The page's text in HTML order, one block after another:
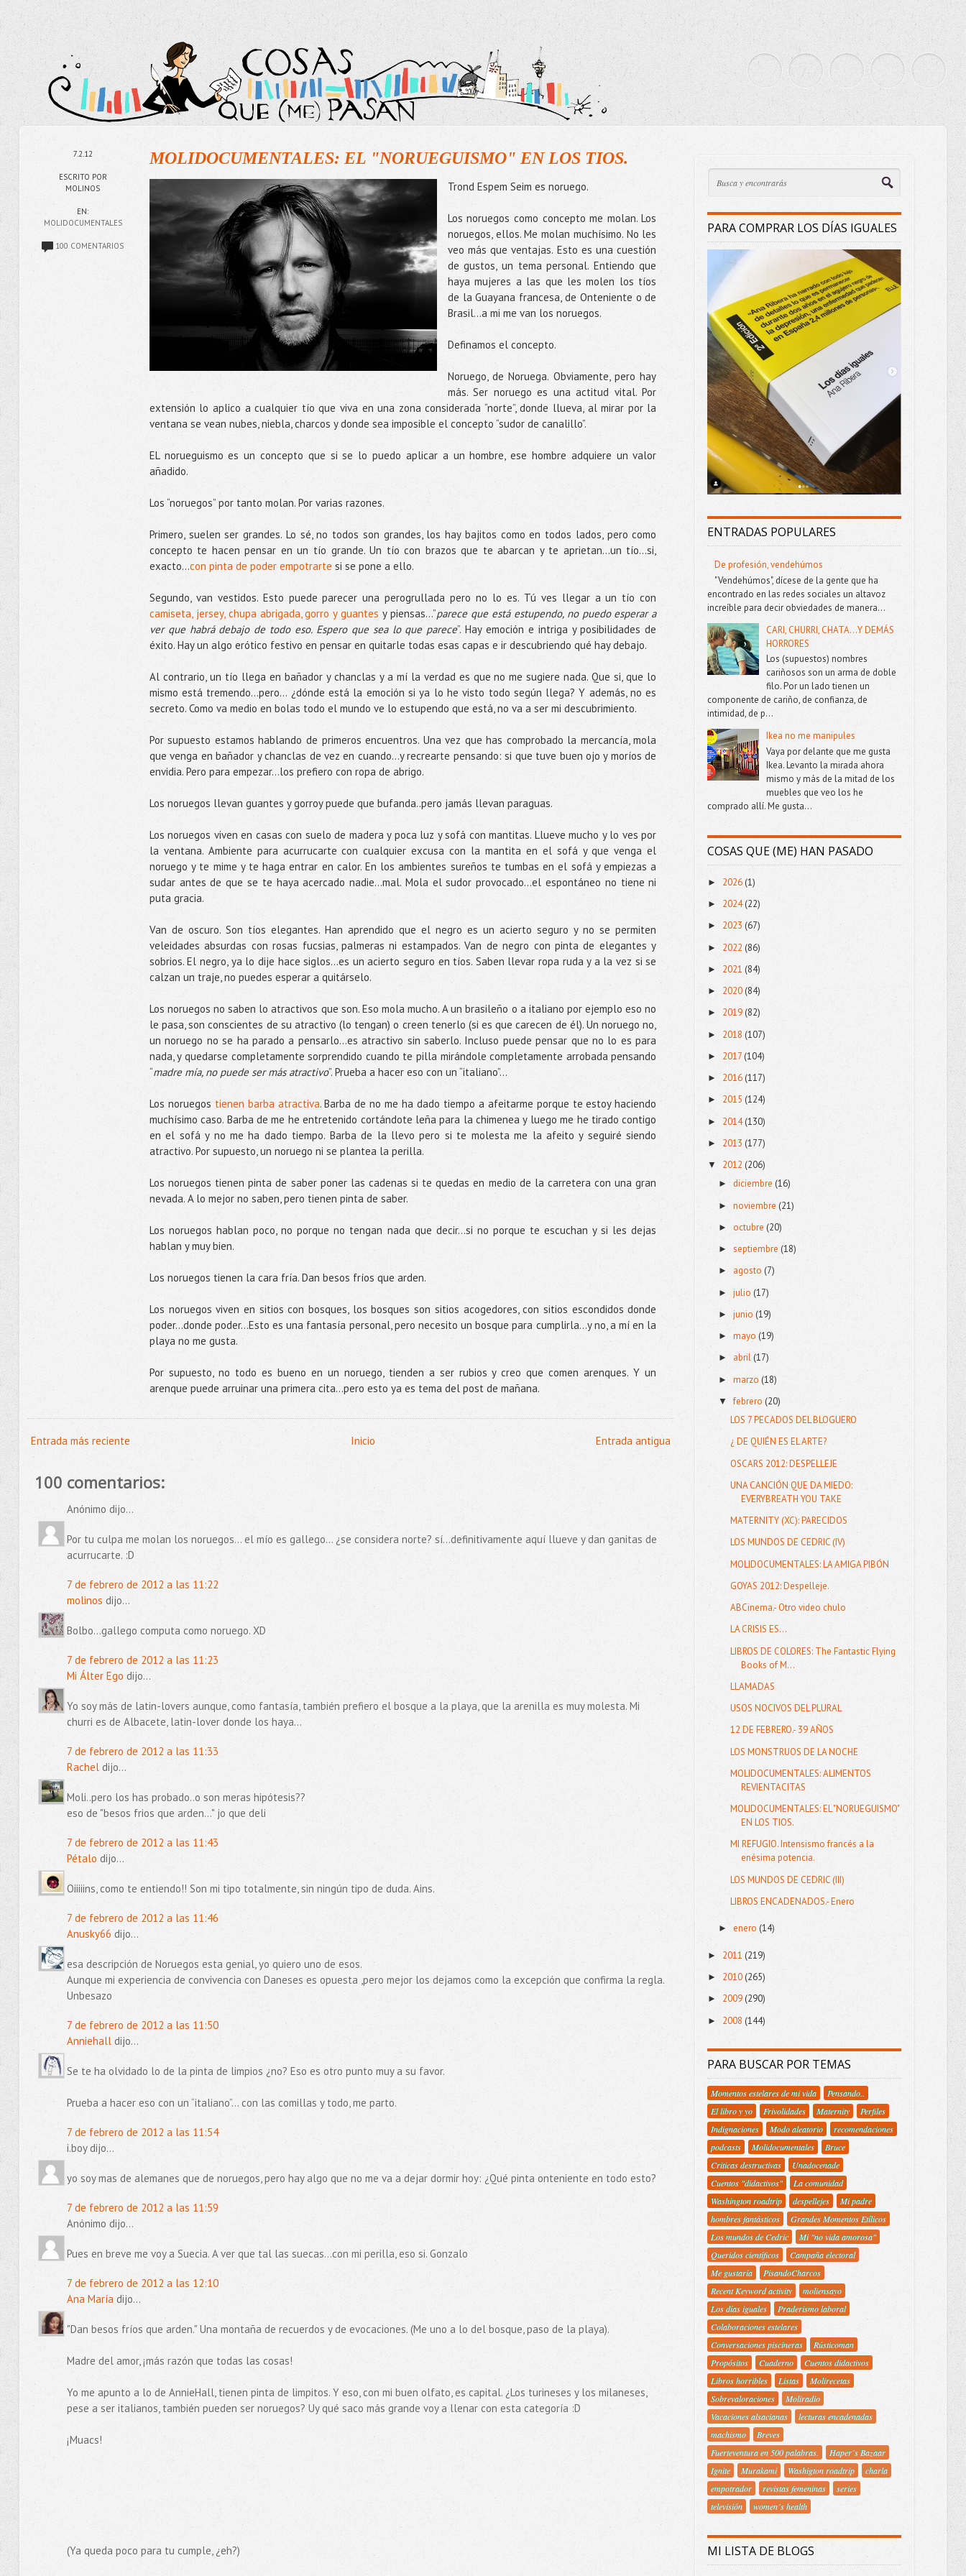
7.2.12
ESCRITO POR
MOLINOS
EN:
MOLIDOCUMENTALES
100 COMENTARIOS
MOLIDOCUMENTALES: EL "NORUEGUISMO" EN LOS TIOS.
Trond Espem Seim es noruego.
Los noruegos como concepto me molan. Los
noruegos, ellos. Me molan muchísimo. No les
veo más que ventajas. Esto es una cuestión
de gustos, un tema personal. Entiendo que
haya mujeres a las que les molen los tíos
de la Guayana francesa, de Onteniente o de
Brasil…a mi me van los noruegos.
Definamos el concepto.
Noruego, de Noruega. Obviamente, pero hay
más. Ser noruego es una actitud vital. Por
extensión lo aplico a cualquier tío que viva en una zona considerada “norte”, donde llueva, al mirar por la
ventana se vean nubes, niebla, charcos y donde sea imposible el concepto “sudor de canalillo”.
EL norueguismo es un concepto que si se lo puedo aplicar a un hombre, ese hombre adquiere un valor
añadido.
Los “noruegos” por tanto molan. Por varias razones.
Primero, suelen ser grandes. Lo sé, no todos son grandes, los hay bajitos como en todos lados, pero como
concepto te hacen pensar en un tío grande. Un tío con brazos que te abarcan y te aprietan…un tío...si,
exacto...con pinta de poder empotrarte si se pone a ello.
Segundo, van vestidos. Esto puede parecer una perogrullada pero no lo es. Tú ves llegar a un tío con
camiseta, jersey, chupa abrigada, gorro y guantes y piensas...”parece que está estupendo, no puedo esperar a
ver que habrá debajo de todo eso. Espero que sea lo que parece”. Hay emoción e intriga y posibilidades de
éxito. Hay un algo erótico festivo en pensar en quitarle todas esas capas e ir descubriendo qué hay debajo.
Al contrario, un tío llega en bañador y chanclas y a mí la verdad es que no me sugiere nada. Que si, que lo
mismo está tremendo...pero... ¿dónde está la emoción si ya lo he visto todo según llega? Y además, no es
secreto. Como va medio en bolas todo el mundo ve lo estupendo que está, no va a ser mi descubrimiento.
Por supuesto estamos hablando de primeros encuentros. Una vez que has comprobado la mercancía, mola
que venga en bañador y chanclas de vez en cuando…y recrearte pensando: si que tuve buen ojo y moríos de
envidia. Pero para empezar...los prefiero con ropa de abrigo.
Los noruegos llevan guantes y gorroy puede que bufanda..pero jamás llevan paraguas.
Los noruegos viven en casas con suelo de madera y poca luz y sofá con mantitas. Llueve mucho y lo ves por
la ventana. Ambiente para acurrucarte con cualquier excusa con la mantita en el sofá y que venga el
noruego y te mime y te haga entrar en calor. En los ambientes sureños te tumbas en el sofá y empiezas a
sudar antes de que se te haya acercado nadie...mal. Mola el sudor provocado…el espontáneo no tiene ni
puta gracia.
Van de oscuro. Son tíos elegantes. Han aprendido que el negro es un acierto seguro y no se permiten
veleidades absurdas con rosas fucsias, palmeras ni estampados. Van de negro con pinta de elegantes y
sobrios. El negro, ya lo dije hace siglos…es un acierto seguro en tíos. Saben llevar ropa ruda y a la vez si se
calzan un traje, no puedes esperar a quitárselo.
Los noruegos no saben lo atractivos que son. Eso mola mucho. A un brasileño o a italiano por ejemplo eso no
le pasa, son conscientes de su atractivo (lo tengan) o creen tenerlo (si es que carecen de él). Un noruego no,
un noruego no se ha parado a pensarlo…es atractivo sin saberlo. Incluso puede pensar que no lo es para
nada, y quedarse completamente sorprendido cuando te pilla mirándole completamente arrobada pensando
“madre mía, no puede ser más atractivo”. Prueba a hacer eso con un “italiano”…
Los noruegos tienen barba atractiva. Barba de no me ha dado tiempo a afeitarme porque te estoy haciendo
muchísimo caso. Barba de me he entretenido cortándote leña para la chimenea y luego me he tirado contigo
en el sofá y no me ha dado tiempo. Barba de la llevo pero si te molesta me la afeito y seguiré siendo
atractivo. Por supuesto, un noruego ni se plantea la perilla.
Los noruegos tienen pinta de saber poner las cadenas si te quedas en medio de la carretera con una gran
nevada. A lo mejor no saben, pero tienen pinta de saber.
Los noruegos hablan poco, no porque no tengan nada que decir...si no porque te escuchan y si les dejas
hablan y muy bien.
Los noruegos tienen la cara fría. Dan besos fríos que arden.
Los noruegos viven en sitios con bosques, los bosques son sitios acogedores, con sitios escondidos donde
poder...donde poder…Esto es una fantasía personal, pero necesito un bosque para cumplirla...y no, a mí en la
playa no me gusta.
Por supuesto, no todo es bueno en un noruego, tienden a ser rubios y creo que comen arenques. Y un
arenque puede arruinar una primera cita…pero esto ya es tema del post de mañana.
Entrada más reciente Entrada antigua
Inicio
100 comentarios:
Anónimo dijo...
Por tu culpa me molan los noruegos... el mío es gallego... ¿se considera norte? sí...definitivamente aquí llueve y dan ganitas de
acurrucarte. :D
7 de febrero de 2012 a las 11:22
molinos dijo...
Bolbo...gallego computa como noruego. XD
7 de febrero de 2012 a las 11:23
Mi Álter Ego dijo...
Yo soy más de latin-lovers aunque, como fantasía, también prefiero el bosque a la playa, que la arenilla es muy molesta. Mi
churri es de Albacete, latin-lover donde los haya...
7 de febrero de 2012 a las 11:33
Racheldijo...
Moli..pero los has probado..o son meras hipótesis??
eso de "besos frios que arden..." jo que deli
7 de febrero de 2012 a las 11:43
Pétalo dijo...
Oiiiiins, como te entiendo!! Son mi tipo totalmente, sin ningún tipo de duda. Ains.
7 de febrero de 2012 a las 11:46
Anusky66 dijo...
esa descripción de Noruegos esta genial, yo quiero uno de esos.
Aunque mi experiencia de convivencia con Daneses es opuesta ,pero mejor los dejamos como la excepción que confirma la regla.
Unbesazo
7 de febrero de 2012 a las 11:50
Anniehalldijo...
Se te ha olvidado lo de la pinta de limpios ¿no? Eso es otro punto muy a su favor.
Prueba a hacer eso con un “italiano”… con las comillas y todo, me parto.
7 de febrero de 2012 a las 11:54
i.boy dijo...
yo soy mas de alemanes que de noruegos, pero hay algo que no me va a dejar dormir hoy: ¿Qué pinta onteniente en todo esto?
7 de febrero de 2012 a las 11:59
Anónimo dijo...
Pues en breve me voy a Suecia. A ver que tal las suecas...con mi perilla, eso si. Gonzalo
7 de febrero de 2012 a las 12:10
Ana Maríadijo...
"Dan besos fríos que arden." Una montaña de recuerdos y de evocaciones. (Me uno a lo del bosque, paso de la playa).
Madre del amor, ¡más razón que todas las cosas!
Yo me apunto a lo de AnnieHall, tienen pinta de limpitos. Y eso, con mi buen olfato, es capital. ¿Los turineses y los milaneses,
pese a ser italianos, también pueden ser noruegos? Uy qué saco más grande voy a llenar con esta categoría :D
¡Muacs!
(Ya queda poco para tu cumple, ¿eh?)
PARA COMPRAR LOS DÍAS IGUALES
ENTRADAS POPULARES
De profesión, vendehúmos
"Vendehúmos", dícese de la gente que ha
encontrado en las redes sociales un altavoz
increíble para decir obviedades de manera...
CARI, CHURRI, CHATA...Y DEMÁS
HORRORES
Los (supuestos) nombres
cariñosos son un arma de doble
filo. Por un lado tienen un
componente de cariño, de confianza, de
intimidad, de p...
Ikea no me manipules
Vaya por delante que me gusta
Ikea. Levanto la mirada ahora
mismo y más de la mitad de los
muebles que veo los he
comprado allí. Me gusta...
COSAS QUE (ME) HAN PASADO
► 2026 (1)
► 2024(22)
► 2023 (67)
► 2022 (86)
► 2021 (84)
► 2020(84)
► 2019(82)
► 2018 (107)
► 2017 (104)
► 2016(117)
► 2015 (124)
► 2014(130)
► 2013 (177)
▼ 2012 (206)
►diciembre(16)
►noviembre (21)
► octubre(20)
►septiembre(18)
► agosto(7)
►julio(17)
►junio(19)
►mayo(19)
► abril(17)
►marzo(18)
▼febrero(20)
LOS 7 PECADOS DEL BLOGUERO
¿ DE QUIÉN ES EL ARTE?
OSCARS 2012: DESPELLEJE
UNA CANCIÓN QUE DA MIEDO:
EVERYBREATH YOU TAKE
MATERNITY (XC): PARECIDOS
LOS MUNDOS DE CEDRIC (IV)
MOLIDOCUMENTALES: LA AMIGA PIBÓN
GOYAS 2012: Despelleje.
ABCinema.- Otro video chulo
LA CRISIS ES...
LIBROS DE COLORES: The Fantastic Flying
Books of M...
LLAMADAS
USOS NOCIVOS DEL PLURAL
12 DE FEBRERO.- 39 AÑOS
LOS MONSTRUOS DE LA NOCHE
MOLIDOCUMENTALES: ALIMENTOS
REVIENTACITAS
MOLIDOCUMENTALES: EL "NORUEGUISMO"
EN LOS TIOS.
MI REFUGIO. Intensismo francés a la
enésima potencia.
LOS MUNDOS DE CEDRIC (III)
LIBROS ENCADENADOS.- Enero
►enero (14)
► 2011 (219)
► 2010 (265)
► 2009 (290)
► 2008 (144)
PARA BUSCAR POR TEMAS
Momentos estelares de mi vida
Pensando..
El libro y yo
Frivolidades Maternity
Perfiles
Indignaciones
Modo aleatorio
recomendaciones
podcasts
Molidocumentales
Bruce
Criticas destructivas
Unadocenade
Cuentos "didactivos"
La comunidad
Washington roadtrip
despellejes
Mi padre
hombres fantásticos
Grandes Momentos Etílicos
Los mundos de Cedric
Mi "no vida amorosa"
Queridos científicos
Campaña electoral
Me gustaría
PisandoCharcos
Recent Keyword activity
moliensayo
Los días iguales
Praderismo laboral
Colaboraciones estelares
Conversaciones piscineras
Rústicoman
Propósitos
Cuaderno
Cuentos didactivos
Libros horribles
Listas
Molirecetas
Sobrevaloraciones
Moliradio
Vacaciones alsacianas
lecturas encadenadas
machismo
Breves
Fuerteventura en 500 palabras.
Haper´s Bazaar
Ignite
Murakami Washigton roadtrip
charla
empotrador
revistas femeninas
series
televisión
women´s health
MI LISTA DE BLOGS